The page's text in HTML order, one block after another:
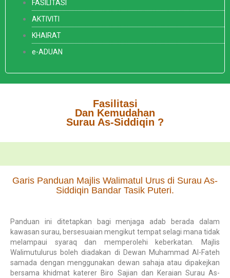
FASILITASI
AKTIVITI
KHAIRAT
e-ADUAN
Fasilitasi
Dan Kemudahan
Surau As-Siddiqin ?
Garis Panduan Majlis Walimatul Urus di Surau As-
Siddiqin Bandar Tasik Puteri.
Panduan ini ditetapkan bagi menjaga adab berada dalam
kawasan surau, bersesuaian mengikut tempat selagi mana tidak
melampaui syaraq dan memperolehi keberkatan. Majlis
Walimutulurus boleh diadakan di Dewan Muhammad Al-Fateh
samada dengan menggunakan dewan sahaja atau dipakejkan
bersama khidmat katerer Biro Sajian dan Keraian Surau As-